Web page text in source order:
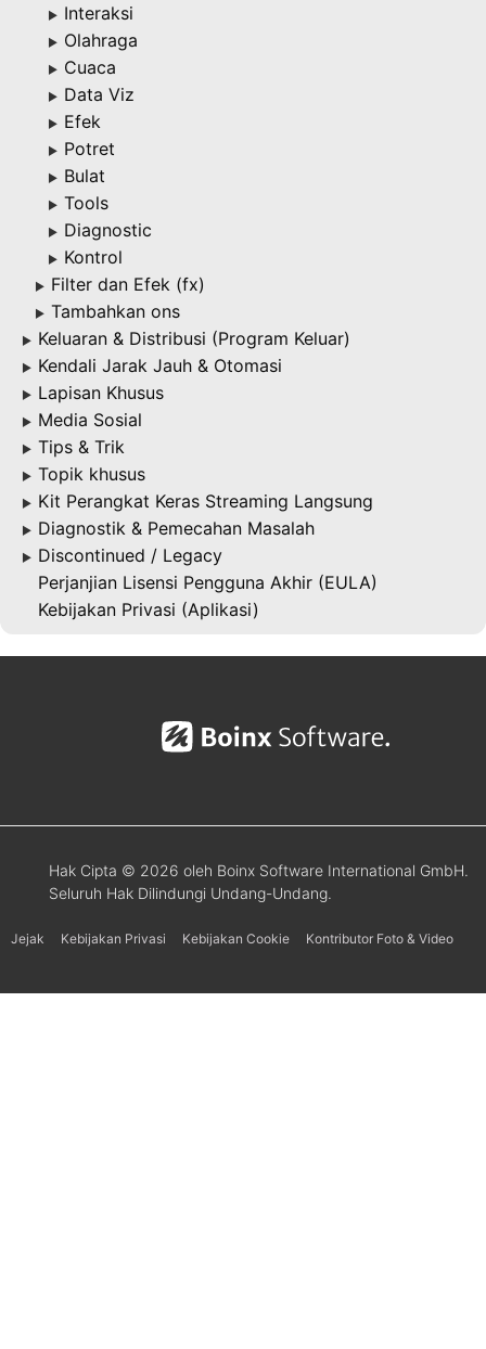
▶ Interaksi
▶ Olahraga
▶ Cuaca
▶ Data Viz
▶ Efek
▶ Potret
▶ Bulat
▶ Tools
▶ Diagnostic
▶ Kontrol
▶ Filter dan Efek (fx)
▶ Tambahkan ons
▶ Keluaran & Distribusi (Program Keluar)
▶ Kendali Jarak Jauh & Otomasi
▶ Lapisan Khusus
▶ Media Sosial
▶ Tips & Trik
▶ Topik khusus
▶ Kit Perangkat Keras Streaming Langsung
▶ Diagnostik & Pemecahan Masalah
▶ Discontinued / Legacy
Perjanjian Lisensi Pengguna Akhir (EULA)
Kebijakan Privasi (Aplikasi)
Hak Cipta © 2026 oleh Boinx Software International GmbH.
Seluruh Hak Dilindungi Undang-Undang.
Jejak Kebijakan Privasi Kebijakan Cookie Kontributor Foto & Video